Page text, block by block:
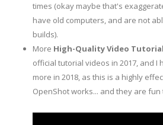
times (okay maybe that's
have old computers, and are not
builds).
More High-Quality Video
official tutorial videos in 2017, and I
more in 2018, as this is a highly
OpenShot works... and they are fun